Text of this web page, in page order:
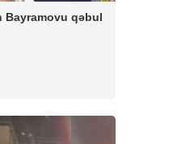
Bayramovu qəbul